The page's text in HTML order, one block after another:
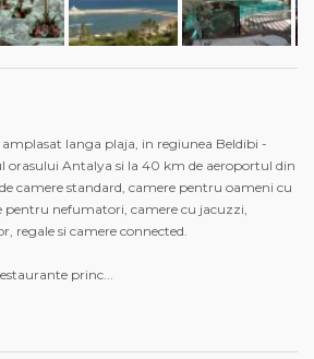
amplasat langa plaja, in regiunea Beldibi -
orasului Antalya si la 40 km de aeroportul din
camere standard, camere pentru oameni cu
pentru nefumatori, camere cu jacuzzi,
regale si camere connected.
princ